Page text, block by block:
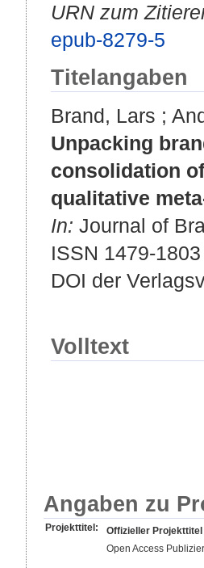
URN zum
epub-8279-5
Titelangaben
Brand, Lars ;
Unpacking
consolidation
qualitative
In: Journal of
ISSN 1479-1803
DOI der
Volltext
Angaben zu
Projekttitel:
Offizieller Projekttitel
Open Access